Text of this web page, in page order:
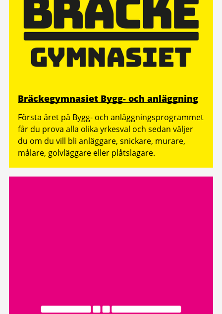
Bräckegymnasiet Bygg- och anläggning
Första året på Bygg- och anläggningsprogrammet
får du prova alla olika yrkesval och sedan väljer
du om du vill bli anläggare, snickare, murare,
målare, golvläggare eller plåtslagare.